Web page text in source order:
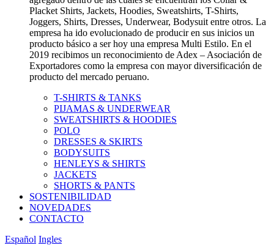
Placket Shirts, Jackets, Hoodies, Sweatshirts, T-Shirts,
Joggers, Shirts, Dresses, Underwear, Bodysuit entre otros. La
empresa ha ido evolucionado de producir en sus inicios un
producto básico a ser hoy una empresa Multi Estilo. En el
2019 recibimos un reconocimiento de Adex – Asociación de
Exportadores como la empresa con mayor diversificación de
producto del mercado peruano.
T-SHIRTS & TANKS
PIJAMAS & UNDERWEAR
SWEATSHIRTS & HOODIES
POLO
DRESSES & SKIRTS
BODYSUITS
HENLEYS & SHIRTS
JACKETS
SHORTS & PANTS
SOSTENIBILIDAD
NOVEDADES
CONTACTO
Español Ingles